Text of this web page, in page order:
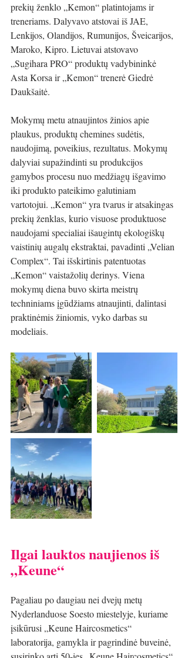
prekių ženklo „Kemon“ platintojams ir
treneriams. Dalyvavo atstovai iš JAE,
Lenkijos, Olandijos, Rumunijos, Šveicarijos,
Maroko, Kipro. Lietuvai atstovavo
„Sugihara PRO“ produktų vadybininkė
Asta Korsa ir „Kemon“ trenerė Giedrė
Daukšaitė.
Mokymų metu atnaujintos žinios apie
plaukus, produktų chemines sudėtis,
naudojimą, poveikius, rezultatus. Mokymų
dalyviai supažindinti su produkcijos
gamybos procesu nuo medžiagų išgavimo
iki produkto pateikimo galutiniam
vartotojui. „Kemon“ yra tvarus ir atsakingas
prekių ženklas, kurio visuose produktuose
naudojami specialiai išaugintų ekologiškų
vaistinių augalų ekstraktai, pavadinti „Velian
Complex“. Tai išskirtinis patentuotas
„Kemon“ vaistažolių derinys. Viena
mokymų diena buvo skirta meistrų
techniniams įgūdžiams atnaujinti, dalintasi
praktinėmis žiniomis, vyko darbas su
modeliais.
Ilgai lauktos naujienos iš
„Keune“
Pagaliau po daugiau nei dvejų metų
Nyderlanduose Soesto miestelyje, kuriame
įsikūrusi „Keune Haircosmetics“
laboratorija, gamykla ir pagrindinė buveinė,